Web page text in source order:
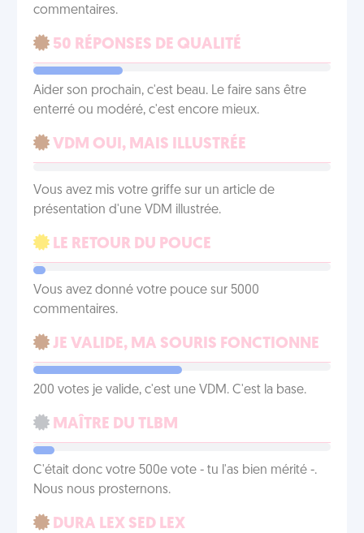
commentaires.
50 RÉPONSES DE QUALITÉ
Aider son prochain, c'est beau. Le faire sans être
enterré ou modéré, c'est encore mieux.
VDM OUI, MAIS ILLUSTRÉE
Vous avez mis votre griffe sur un article de
présentation d'une VDM illustrée.
LE RETOUR DU POUCE
Vous avez donné votre pouce sur 5000
commentaires.
JE VALIDE, MA SOURIS FONCTIONNE
200 votes je valide, c'est une VDM. C'est la base.
MAÎTRE DU TLBM
C'était donc votre 500e vote - tu l'as bien mérité -.
Nous nous prosternons.
DURA LEX SED LEX